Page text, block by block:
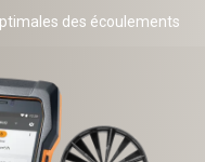
des écoulements